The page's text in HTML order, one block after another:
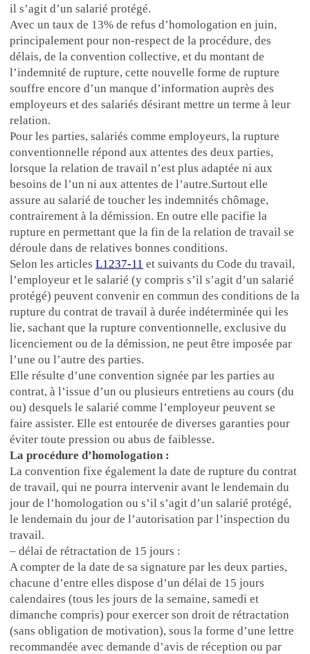
il s’agit d’un salarié protégé.
Avec un taux de 13% de refus d’homologation en juin,
principalement pour non-respect de la procédure, des
délais, de la convention collective, et du montant de
l’indemnité de rupture, cette nouvelle forme de rupture
souffre encore d’un manque d’information auprès des
employeurs et des salariés désirant mettre un terme à leur
relation.
Pour les parties, salariés comme employeurs, la rupture
conventionnelle répond aux attentes des deux parties,
lorsque la relation de travail n’est plus adaptée ni aux
besoins de l’un ni aux attentes de l’autre.Surtout elle
assure au salarié de toucher les indemnités chômage,
contrairement à la démission. En outre elle pacifie la
rupture en permettant que la fin de la relation de travail se
déroule dans de relatives bonnes conditions.
Selon les articles L1237-11 et suivants du Code du travail,
l’employeur et le salarié (y compris s’il s’agit d’un salarié
protégé) peuvent convenir en commun des conditions de la
rupture du contrat de travail à durée indéterminée qui les
lie, sachant que la rupture conventionnelle, exclusive du
licenciement ou de la démission, ne peut être imposée par
l’une ou l’autre des parties.
Elle résulte d’une convention signée par les parties au
contrat, à l’issue d’un ou plusieurs entretiens au cours (du
ou) desquels le salarié comme l’employeur peuvent se
faire assister. Elle est entourée de diverses garanties pour
éviter toute pression ou abus de faiblesse.
La procédure d’homologation :
La convention fixe également la date de rupture du contrat
de travail, qui ne pourra intervenir avant le lendemain du
jour de l’homologation ou s’il s’agit d’un salarié protégé,
le lendemain du jour de l’autorisation par l’inspection du
travail.
– délai de rétractation de 15 jours :
A compter de la date de sa signature par les deux parties,
chacune d’entre elles dispose d’un délai de 15 jours
calendaires (tous les jours de la semaine, samedi et
dimanche compris) pour exercer son droit de rétractation
(sans obligation de motivation), sous la forme d’une lettre
recommandée avec demande d’avis de réception ou par